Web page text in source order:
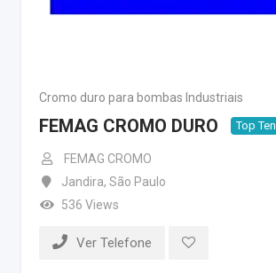
Cromo duro para bombas Industriais
FEMAG CROMO DURO Top Ten
FEMAG CROMO
Jandira, São Paulo
536 Views
Ver Telefone